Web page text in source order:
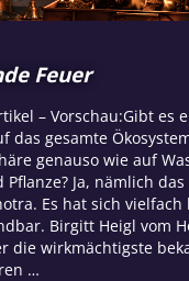
Feuer
– Vorschau:Gibt es
das gesamte
genauso wie auf
Pflanze? Ja, nämlich
Es hat sich
Birgitt Heigl vom
die wirkmächtigste
…